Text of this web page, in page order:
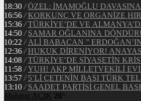
18:30 / ÖZEL: İMAMOĞLU
16:56 / KORKUNÇ VE ORGANİZE
15:36 / TÜRKİYE’DE VE
14:50 / ŞAMAR OĞLANINA
10:22 / ALİ BABACAN ”
12:36 / HUKUK DİRENİYOR!
14:08 / TÜRKİYE’DE SİYASETİN
11:58 / YUH! AKP MİLLETVEKİLİ
13:57 / 5’Lİ ÇETENİN BAŞI TÜRK
13:10 / SAADET PARTİSİ GENEL
Malatya AÇIK 28°